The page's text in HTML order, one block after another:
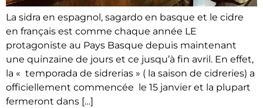
La sidra en espagnol, sagardo en basque et le cidre
en français est comme chaque année LE
protagoniste au Pays Basque depuis maintenant
une quinzaine de jours et ce jusqu’à fin avril. En effet,
la « temporada de sidrerias » ( la saison de cidreries) a
officiellement commencée le 15 janvier et la plupart
fermeront dans […]